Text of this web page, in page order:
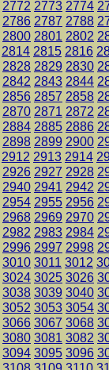
2772 2773 2774
2786 2787 2788
2800 2801 2802
2814 2815 2816
2828 2829 2830
2842 2843 2844
2856 2857 2858
2870 2871 2872
2884 2885 2886
2898 2899 2900
2912 2913 2914
2926 2927 2928
2940 2941 2942
2954 2955 2956
2968 2969 2970
2982 2983 2984
2996 2997 2998
3010 3011 3012
3024 3025 3026
3038 3039 3040
3052 3053 3054
3066 3067 3068
3080 3081 3082
3094 3095 3096